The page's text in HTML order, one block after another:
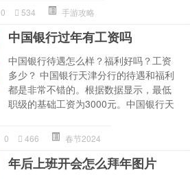
0 534 手游攻略
中国银行过年有工资吗
中国银行待遇怎么样？福利好吗？工资
多少？ 中国银行天津分行的待遇和福利
都是非常不错的。根据数据显示，最低
职级的基础工资为3000元。中国银行天
0 466 春节2024
年后上班开会怎么拜年图片